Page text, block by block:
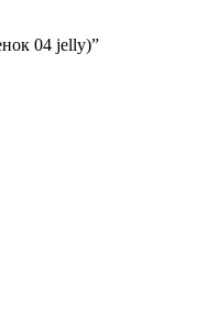
04 jelly)”